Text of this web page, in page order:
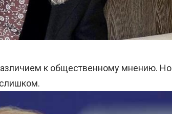
к общественному мнению. Но